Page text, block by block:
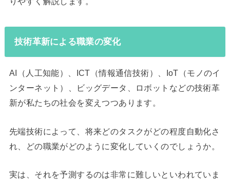
技術革新による職業の変化
AI（人工知能）、ICT（情報通信技術）、IoT（モノのイ
ンターネット）、ビッグデータ、ロボットなどの技術革
新が私たちの社会を変えつつあります。
先端技術によって、将来どのタスクがどの程度自動化さ
れ、どの職業がどのように変化していくのでしょうか。
実は、それを予測するのは非常に難しいといわれていま